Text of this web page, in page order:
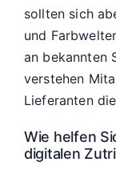
sollten sich
und
an bekannten
verstehen
Lieferanten
Wie helfen
digitalen